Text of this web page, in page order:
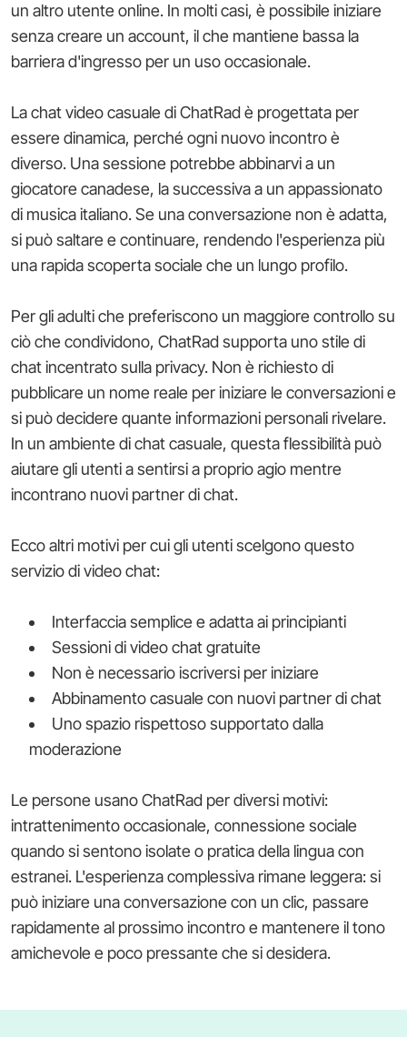
un altro utente online. In molti casi, è possibile iniziare
senza creare un account, il che mantiene bassa la
barriera d'ingresso per un uso occasionale.
La chat video casuale di ChatRad è progettata per
essere dinamica, perché ogni nuovo incontro è
diverso. Una sessione potrebbe abbinarvi a un
giocatore canadese, la successiva a un appassionato
di musica italiano. Se una conversazione non è adatta,
si può saltare e continuare, rendendo l'esperienza più
una rapida scoperta sociale che un lungo profilo.
Per gli adulti che preferiscono un maggiore controllo su
ciò che condividono, ChatRad supporta uno stile di
chat incentrato sulla privacy. Non è richiesto di
pubblicare un nome reale per iniziare le conversazioni e
si può decidere quante informazioni personali rivelare.
In un ambiente di chat casuale, questa flessibilità può
aiutare gli utenti a sentirsi a proprio agio mentre
incontrano nuovi partner di chat.
Ecco altri motivi per cui gli utenti scelgono questo
servizio di video chat:
Interfaccia semplice e adatta ai principianti
Sessioni di video chat gratuite
Non è necessario iscriversi per iniziare
Abbinamento casuale con nuovi partner di chat
Uno spazio rispettoso supportato dalla
moderazione
Le persone usano ChatRad per diversi motivi:
intrattenimento occasionale, connessione sociale
quando si sentono isolate o pratica della lingua con
estranei. L'esperienza complessiva rimane leggera: si
può iniziare una conversazione con un clic, passare
rapidamente al prossimo incontro e mantenere il tono
amichevole e poco pressante che si desidera.